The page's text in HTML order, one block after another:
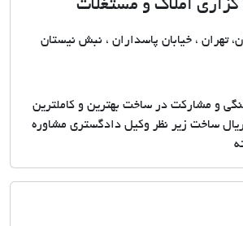
املاک و مستغلات
تهران ، خیابان پاسداران ، نبش نیستان
و مشارکت در ساخت بهترین و کاملترین
ساخت زیر نظر وکیل دادگستری مشاوره